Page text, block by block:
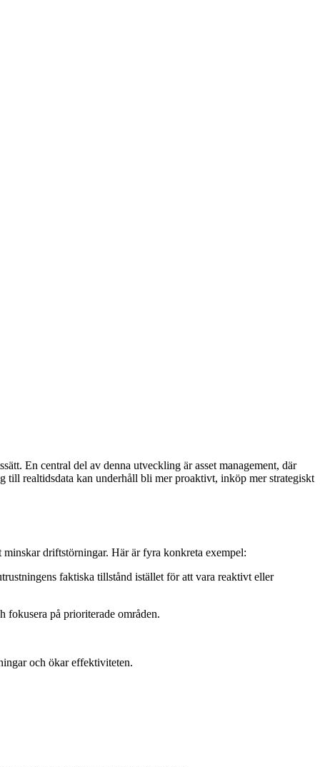
En central del av denna utveckling är asset management, där
realtidsdata kan underhåll bli mer proaktivt, inköp mer strategiskt
minskar driftstörningar. Här är fyra konkreta exempel:
faktiska tillstånd istället för att vara reaktivt eller
fokusera på prioriterade områden.
och ökar effektiviteten.